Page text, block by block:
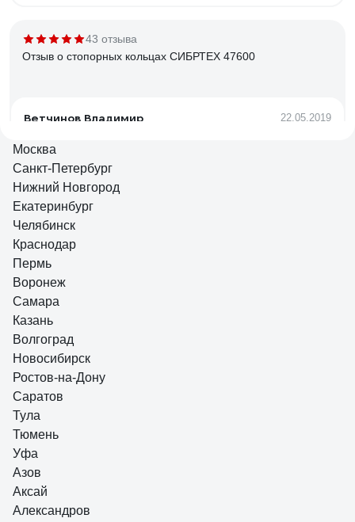
43 отзыва
Отзыв о стопорных кольцах СИБРТЕХ 47600
Ветчинов Владимир 22.05.2019
16 отзывов
Отзыв о кольце BTI DIN 471
Артем
сжатом состоянии 7,3 при посадке на вал - точно 8. Для
установки желательно использовать спецщипцы для
колец с межосевым размером 3 и примерным диаметром
1 мм или чуть большим диаметром (смотри фото там есть
размеры).
Москва
Санкт-Петербург
Нижний Новгород
Екатеринбург
Челябинск
Краснодар
Пермь
Воронеж
Самара
Казань
Волгоград
Новосибирск
Ростов-на-Дону
Саратов
Тула
Тюмень
Уфа
Азов
Аксай
Александров